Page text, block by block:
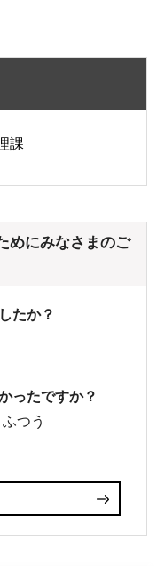
課
めにみなさまのご
たか？
ったですか？
つう